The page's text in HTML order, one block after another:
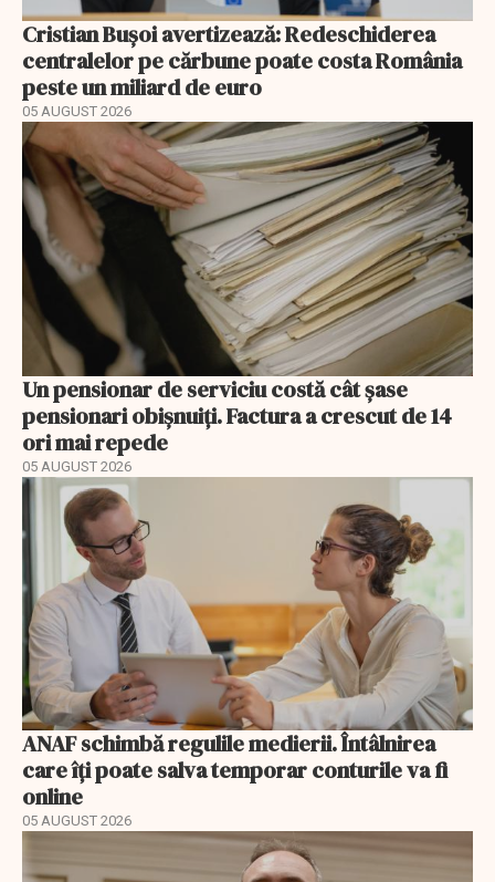
Cristian Bușoi avertizează: Redeschiderea
centralelor pe cărbune poate costa România
peste un miliard de euro
05 AUGUST 2026
Un pensionar de serviciu costă cât șase
pensionari obișnuiți. Factura a crescut de 14
ori mai repede
05 AUGUST 2026
ANAF schimbă regulile medierii. Întâlnirea
care îți poate salva temporar conturile va fi
online
05 AUGUST 2026